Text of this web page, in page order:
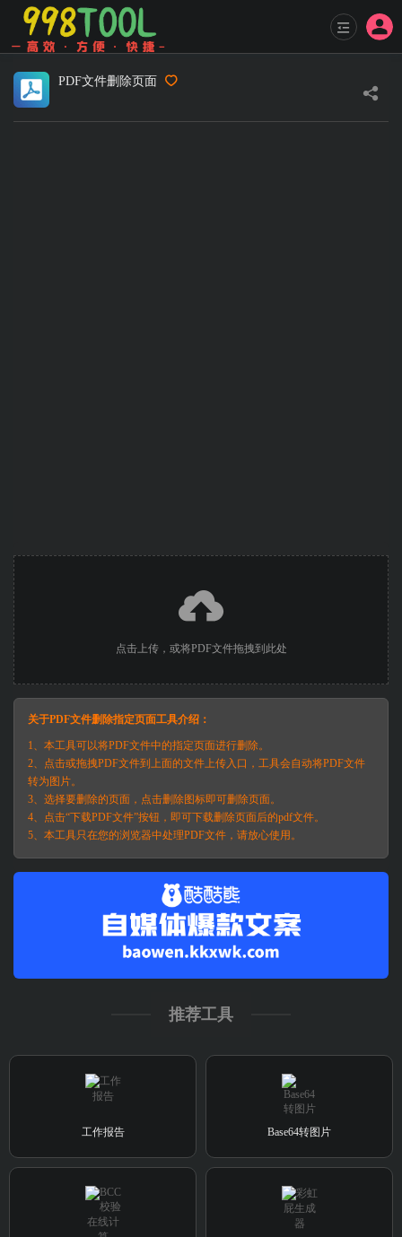
PDF文件删除页面
点击上传，或将PDF文件拖拽到此处
关于PDF文件删除指定页面工具介绍：
1、本工具可以将PDF文件中的指定页面进行删除。
2、点击或拖拽PDF文件到上面的文件上传入口，工具会自动将PDF文件
转为图片。
3、选择要删除的页面，点击删除图标即可删除页面。
4、点击“下载PDF文件”按钮，即可下载删除页面后的pdf文件。
5、本工具只在您的浏览器中处理PDF文件，请放心使用。
推荐工具
工作报告 Base64转图片